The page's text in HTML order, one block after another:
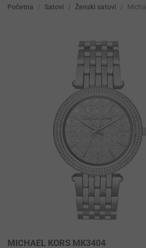
Početna / Satovi / Ženski satovi /
MICHAEL KORS MK3404